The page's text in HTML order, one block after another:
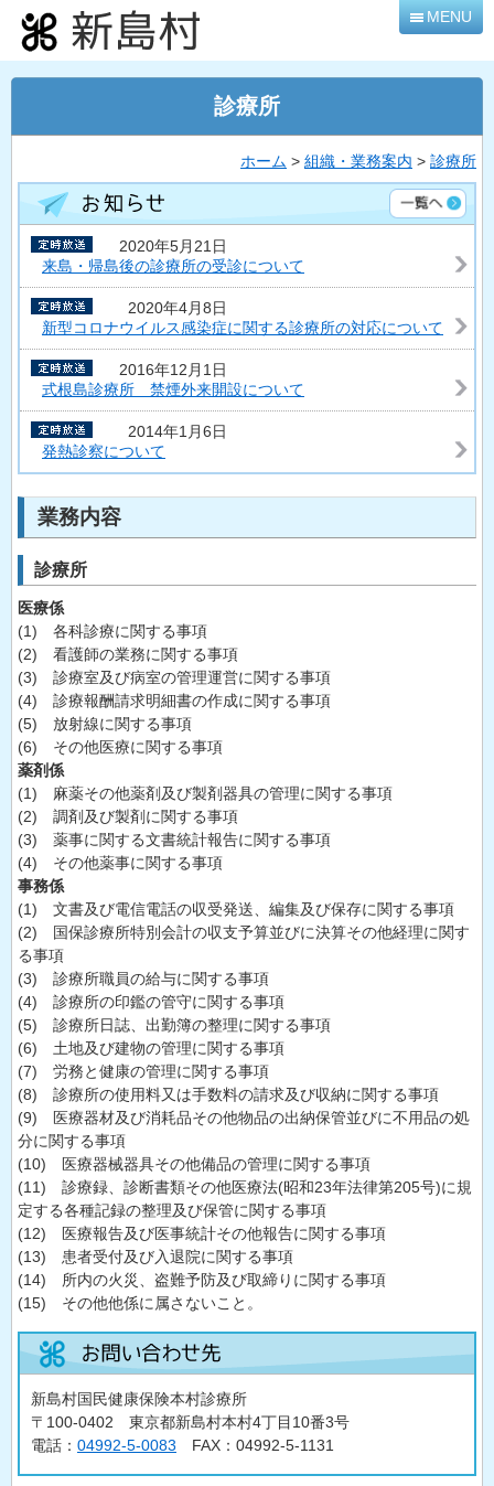
本
文
へ
移
MENU
診療所
ホーム > 組織・業務案内 > 診療所
2020年5月21日
来島・帰島後の診療所の受診について
2020年4月8日
新型コロナウイルス感染症に関する診療所の対応について
2016年12月1日
式根島診療所 禁煙外来開設について
2014年1月6日
発熱診察について
業務内容
診療所
医療係
(1) 各科診療に関する事項
(2) 看護師の業務に関する事項
(3) 診療室及び病室の管理運営に関する事項
(4) 診療報酬請求明細書の作成に関する事項
(5) 放射線に関する事項
(6) その他医療に関する事項
薬剤係
(1) 麻薬その他薬剤及び製剤器具の管理に関する事項
(2) 調剤及び製剤に関する事項
(3) 薬事に関する文書統計報告に関する事項
(4) その他薬事に関する事項
事務係
(1) 文書及び電信電話の収受発送、編集及び保存に関する事項
(2) 国保診療所特別会計の収支予算並びに決算その他経理に関す
る事項
(3) 診療所職員の給与に関する事項
(4) 診療所の印鑑の管守に関する事項
(5) 診療所日誌、出勤簿の整理に関する事項
(6) 土地及び建物の管理に関する事項
(7) 労務と健康の管理に関する事項
(8) 診療所の使用料又は手数料の請求及び収納に関する事項
(9) 医療器材及び消耗品その他物品の出納保管並びに不用品の処
分に関する事項
(10) 医療器械器具その他備品の管理に関する事項
(11) 診療録、診断書類その他医療法(昭和23年法律第205号)に規
定する各種記録の整理及び保管に関する事項
(12) 医療報告及び医事統計その他報告に関する事項
(13) 患者受付及び入退院に関する事項
(14) 所内の火災、盗難予防及び取締りに関する事項
(15) その他他係に属さないこと。
新島村国民健康保険本村診療所
〒100-0402 東京都新島村本村4丁目10番3号
電話： 04992-5-0083 FAX：04992-5-1131